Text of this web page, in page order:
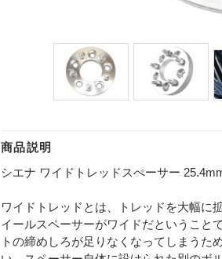
商品説明
シエナ ワイドトレッドスぺーサー
ワイドトレッドとは、トレッドを大幅に
イールスペーサーがワイドだということ
トの締めしろが足りなくなってしまうた